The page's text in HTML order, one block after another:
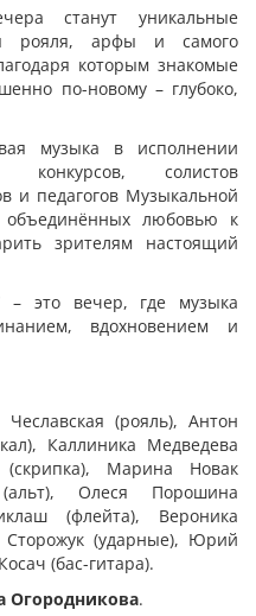
станут уникальные
рояля, арфы и самого
которым знакомые
по-новому – глубоко,
музыка в исполнении
конкурсов, солистов
и педагогов Музыкальной
любовью к
зрителям настоящий
– это вечер, где музыка
вдохновением и
(рояль), Антон
Каллиника Медведева
(скрипка), Марина Новак
Олеся Порошина
(флейта), Вероника
Сторожук (ударные), Юрий
(бас-гитара).
Огородникова.